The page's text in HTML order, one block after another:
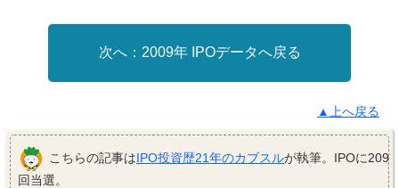
2009年 IPOデータへ戻る
▲上へ戻る
こちらの記事はIPO投資歴21年のカブスルが執筆。IPOに209
回当選。